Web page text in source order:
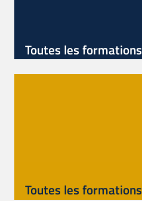
Toutes les formations
Toutes les formations